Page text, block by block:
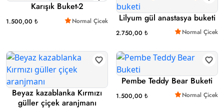
Karışık Buket-2
1.500,00 ₺ Normal Çicek Lilyum gül anastasya buketi
2.750,00 ₺ Normal Çicek
Beyaz kazablanka Kırmızı
güller çiçek aranjmanı
Pembe Teddy Bear Buketi
1.500,00 ₺ Normal Çicek